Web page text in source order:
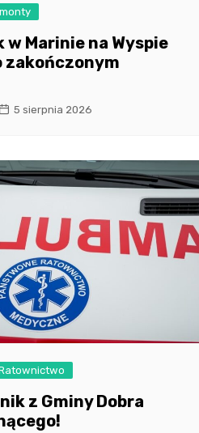
w Marinie na Wyspie
zakończonym
5 sierpnia 2026
z Gminy Dobra